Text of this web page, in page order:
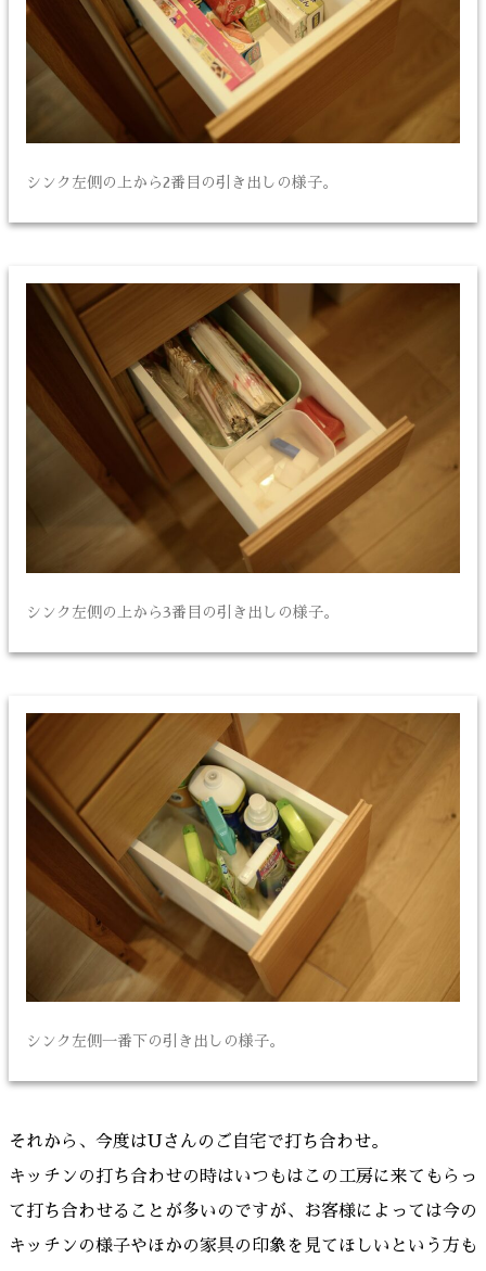
シンク左側の上から2番目の引き出しの様子。
シンク左側の上から3番目の引き出しの様子。
シンク左側一番下の引き出しの様子。
それから、今度はUさんのご自宅で打ち合わせ。
キッチンの打ち合わせの時はいつもはこの工房に来てもらっ
て打ち合わせることが多いのですが、お客様によっては今の
キッチンの様子やほかの家具の印象を見てほしいという方も